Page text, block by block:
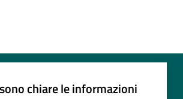
chiare le informazioni